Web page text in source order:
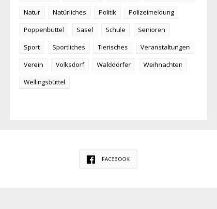
Natur
Natürliches Politik
Polizeimeldung
Poppenbüttel
Sasel Schule
Senioren
Sport
Sportliches Tierisches
Veranstaltungen
Verein
Volksdorf Walddörfer
Weihnachten
Wellingsbüttel
FACEBOOK